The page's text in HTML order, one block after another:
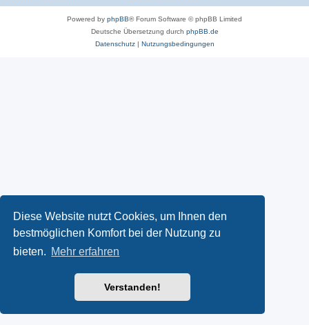
Diese Website nutzt Cookies, um Ihnen den
bestmöglichen Komfort bei der Nutzung zu
bieten. Mehr erfahren
Verstanden!
Powered by phpBB® Forum Software © phpBB Limited
Deutsche Übersetzung durch phpBB.de
Datenschutz| Nutzungsbedingungen